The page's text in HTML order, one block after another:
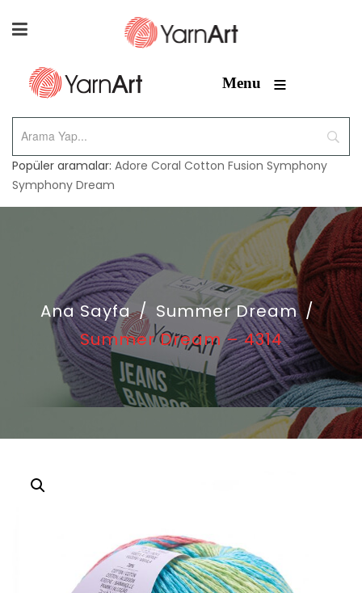
Menu ≡
Popüler aramalar: Adore Coral Cotton Fusion Symphony
Symphony Dream
Ana Sayfa / Summer Dream /
Summer Dream – 4314